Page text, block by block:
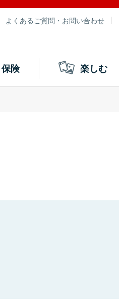
よくあるご質問・お問い合わせ
険 楽しむ